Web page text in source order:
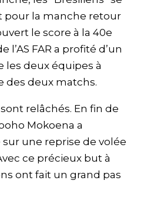
pour la manche retour
le score à la 40e
l’AS FAR a profité d’un
deux équipes à
des deux matchs.
relâchés. En fin de
Mokoena a
une reprise de volée
ce précieux but à
ont fait un grand pas